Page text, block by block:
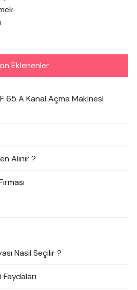
Eklenenler
65 A Kanal Açma Makinesi
Alınır ?
Nasıl Seçilir ?